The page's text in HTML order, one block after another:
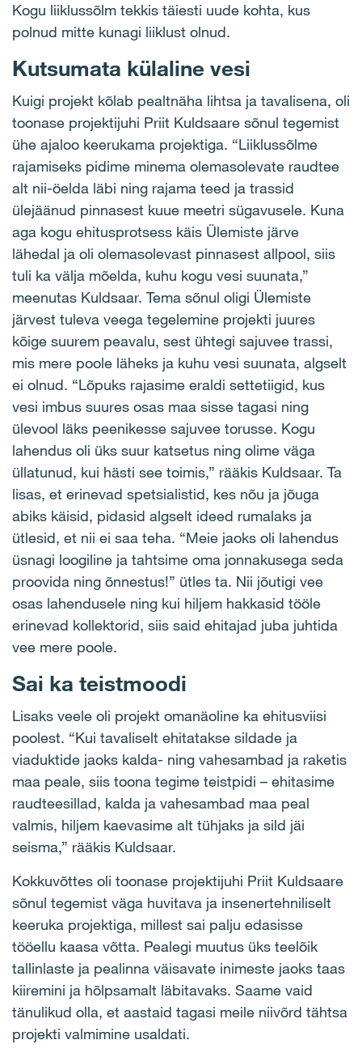
Kogu liiklussõlm tekkis täiesti uude kohta, kus
polnud mitte kunagi liiklust olnud.
Kutsumata külaline vesi
Kuigi projekt kõlab pealtnäha lihtsa ja tavalisena, oli
toonase projektijuhi Priit Kuldsaare sõnul tegemist
ühe ajaloo keerukama projektiga. “Liiklussõlme
rajamiseks pidime minema olemasolevate raudtee
alt nii-öelda läbi ning rajama teed ja trassid
ülejäänud pinnasest kuue meetri sügavusele. Kuna
aga kogu ehitusprotsess käis Ülemiste järve
lähedal ja oli olemasolevast pinnasest allpool, siis
tuli ka välja mõelda, kuhu kogu vesi suunata,”
meenutas Kuldsaar. Tema sõnul oligi Ülemiste
järvest tuleva veega tegelemine projekti juures
kõige suurem peavalu, sest ühtegi sajuvee trassi,
mis mere poole läheks ja kuhu vesi suunata, algselt
ei olnud. “Lõpuks rajasime eraldi settetiigid, kus
vesi imbus suures osas maa sisse tagasi ning
ülevool läks peenikesse sajuvee torusse. Kogu
lahendus oli üks suur katsetus ning olime väga
üllatunud, kui hästi see toimis,” rääkis Kuldsaar. Ta
lisas, et erinevad spetsialistid, kes nõu ja jõuga
abiks käisid, pidasid algselt ideed rumalaks ja
ütlesid, et nii ei saa teha. “Meie jaoks oli lahendus
üsnagi loogiline ja tahtsime oma jonnakusega seda
proovida ning õnnestus!” ütles ta. Nii jõutigi vee
osas lahendusele ning kui hiljem hakkasid tööle
erinevad kollektorid, siis said ehitajad juba juhtida
vee mere poole.
Sai ka teistmoodi
Lisaks veele oli projekt omanäoline ka ehitusviisi
poolest. “Kui tavaliselt ehitatakse sildade ja
viaduktide jaoks kalda- ning vahesambad ja raketis
maa peale, siis toona tegime teistpidi – ehitasime
raudteesillad, kalda ja vahesambad maa peal
valmis, hiljem kaevasime alt tühjaks ja sild jäi
seisma,” rääkis Kuldsaar.
Kokkuvõttes oli toonase projektijuhi Priit Kuldsaare
sõnul tegemist väga huvitava ja insenertehniliselt
keeruka projektiga, millest sai palju edasisse
tööellu kaasa võtta. Pealegi muutus üks teelõik
tallinlaste ja pealinna väisavate inimeste jaoks taas
kiiremini ja hõlpsamalt läbitavaks. Saame vaid
tänulikud olla, et aastaid tagasi meile niivõrd tähtsa
projekti valmimine usaldati.